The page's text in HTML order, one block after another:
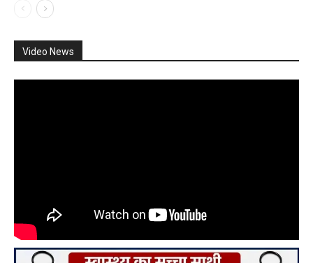
Video News